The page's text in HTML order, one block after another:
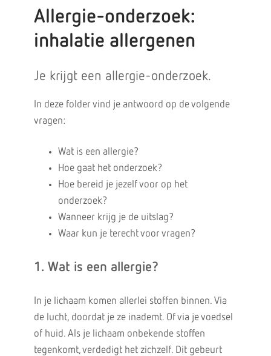
Allergie-onderzoek:
inhalatie allergenen
Je krijgt een allergie-onderzoek.
In deze folder vind je antwoord op de volgende
vragen:
Wat is een allergie?
Hoe gaat het onderzoek?
Hoe bereid je jezelf voor op het
onderzoek?
Wanneer krijg je de uitslag?
Waar kun je terecht voor vragen?
1. Wat is een allergie?
In je lichaam komen allerlei stoffen binnen. Via
de lucht, doordat je ze inademt. Of via je voedsel
of huid. Als je lichaam onbekende stoffen
tegenkomt, verdedigt het zichzelf. Dit gebeurt